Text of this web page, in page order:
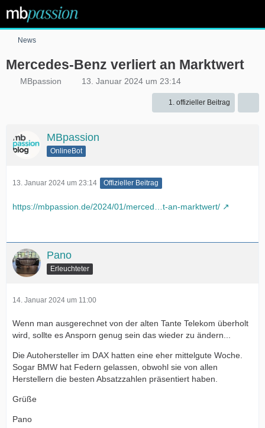
News
Mercedes-Benz verliert an Marktwert
MBpassion 13. Januar 2024 um 23:14
1. offizieller Beitrag
MBpassion
OnlineBot
13. Januar 2024 um 23:14 Offizieller Beitrag
https://mbpassion.de/2024/01/merced…t-an-marktwert/
Pano
Erleuchteter
14. Januar 2024 um 11:00
Wenn man ausgerechnet von der alten Tante Telekom überholt
wird, sollte es Ansporn genug sein das wieder zu ändern...
Die Autohersteller im DAX hatten eine eher mittelgute Woche.
Sogar BMW hat Federn gelassen, obwohl sie von allen
Herstellern die besten Absatzzahlen präsentiert haben.
Grüße
Pano